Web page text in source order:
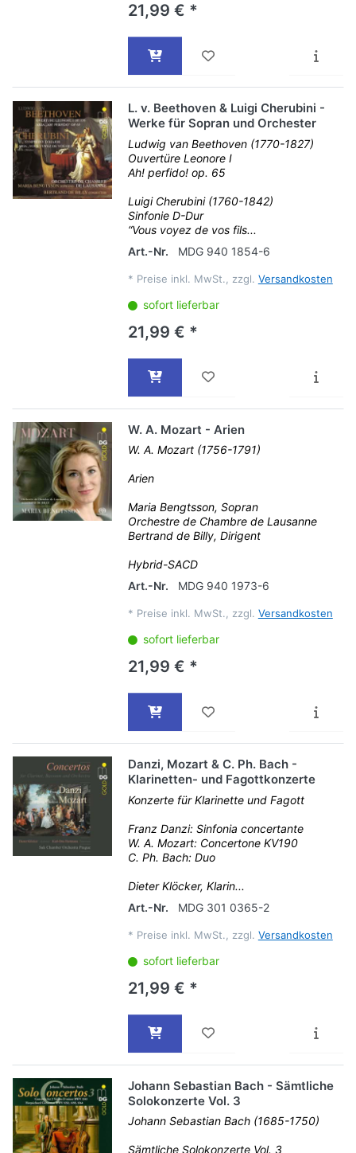
21,99 € *
L. v. Beethoven & Luigi Cherubini -
Werke für Sopran und Orchester
Ludwig van Beethoven (1770-1827)
Ouvertüre Leonore I
Ah! perfido! op. 65
Luigi Cherubini (1760-1842)
Sinfonie D-Dur
“Vous voyez de vos fils...
Art.-Nr.
MDG 940 1854-6
* Preise inkl. MwSt., zzgl. Versandkosten
sofort lieferbar
21,99 € *
W. A. Mozart - Arien
W. A. Mozart (1756-1791)
Arien
Maria Bengtsson, Sopran
Orchestre de Chambre de Lausanne
Bertrand de Billy, Dirigent
Hybrid-SACD
Art.-Nr.
MDG 940 1973-6
* Preise inkl. MwSt., zzgl. Versandkosten
sofort lieferbar
21,99 € *
Danzi, Mozart & C. Ph. Bach -
Klarinetten- und Fagottkonzerte
Konzerte für Klarinette und Fagott
Franz Danzi: Sinfonia concertante
W. A. Mozart: Concertone KV190
C. Ph. Bach: Duo
Dieter Klöcker, Klarin...
Art.-Nr.
MDG 301 0365-2
* Preise inkl. MwSt., zzgl. Versandkosten
sofort lieferbar
21,99 € *
Johann Sebastian Bach - Sämtliche
Solokonzerte Vol. 3
Johann Sebastian Bach (1685-1750)
Sämtliche Solokonzerte Vol. 3